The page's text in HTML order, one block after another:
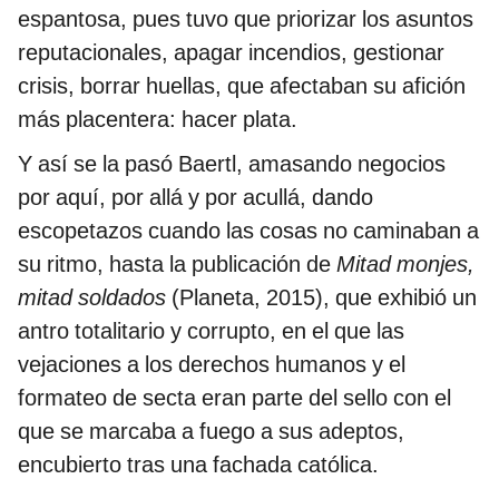
espantosa, pues tuvo que priorizar los asuntos
reputacionales, apagar incendios, gestionar
crisis, borrar huellas, que afectaban su afición
más placentera: hacer plata.
Y así se la pasó Baertl, amasando negocios
por aquí, por allá y por acullá, dando
escopetazos cuando las cosas no caminaban a
su ritmo, hasta la publicación de Mitad monjes,
mitad soldados (Planeta, 2015), que exhibió un
antro totalitario y corrupto, en el que las
vejaciones a los derechos humanos y el
formateo de secta eran parte del sello con el
que se marcaba a fuego a sus adeptos,
encubierto tras una fachada católica.